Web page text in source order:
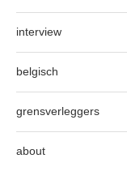
interview
belgisch
grensverleggers
about